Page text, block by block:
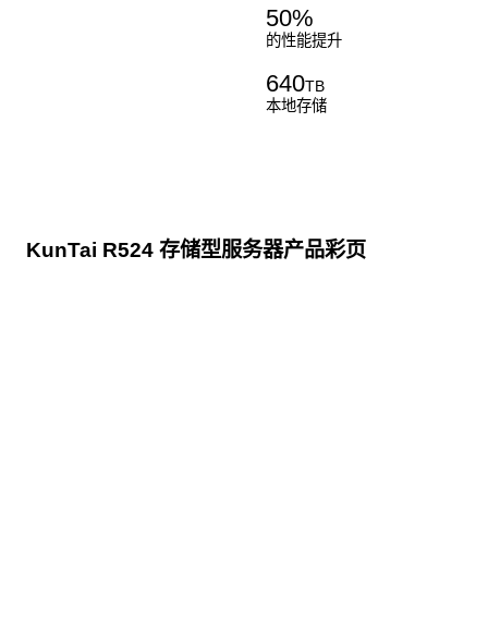
50%
的性能提升
640TB
本地存储
KunTai R524 存储型服务器产品彩页